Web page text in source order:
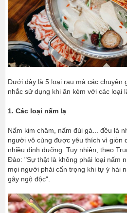
Dưới đây là 5 loại rau mà các chuyên
nhắc sử dụng khi ăn kèm với các loại
1. Các loại nấm lạ
Nấm kim châm, nấm đùi gà... đều là
người vô cùng được yêu thích vì giòn
nhiều dinh dưỡng. Tuy nhiên, theo
Đào: "Sự thật là không phải loại nấm
mọi người phải cẩn trọng khi tự ý hái
gây ngộ độc".